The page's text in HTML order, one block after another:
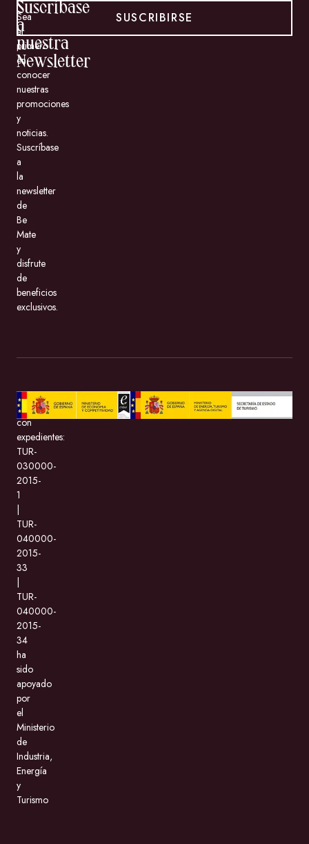
Suscríbase
a
nuestra
Newsletter
Sea
el
primero
en
conocer
nuestras
promociones
y
noticias.
Suscríbase
a
la
newsletter
de
Be
Mate
y
disfrute
de
beneficios
exclusivos.
SUSCRIBIRSE
BeMate.com
con
expedientes:
TUR-
030000-
2015-
1
TUR-
040000-
2015-
33
TUR-
040000-
2015-
34
ha
sido
apoyado
por
el
Ministerio
de
Industria,
Energía
y
Turismo